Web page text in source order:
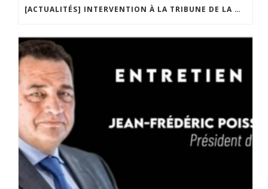
[ACTUALITÉS] INTERVENTION À LA TRIBUNE DE LA MOBILISATION CONTRE LA CONSTITUTIONNALISATION DE L’IVG